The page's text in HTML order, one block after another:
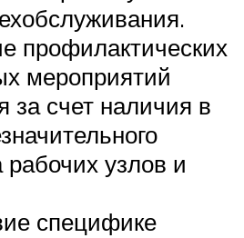
профилактических
мероприятий
за счет наличия в
рабочих узлов и
специфике